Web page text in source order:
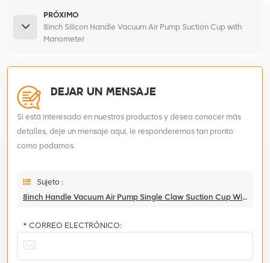
PRÓXIMO
8inch Silicon Handle Vacuum Air Pump Suction Cup with
Manometer
DEJAR UN MENSAJE
Si está interesado en nuestros productos y desea conocer más
detalles, deje un mensaje aquí, le responderemos tan pronto
como podamos.
Sujeto :
8inch Handle Vacuum Air Pump Single Claw Suction Cup With Manometer
* CORREO ELECTRÓNICO: